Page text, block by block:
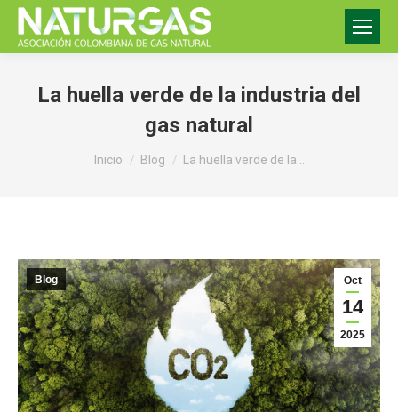
La huella verde de la industria del
gas natural
Estás aquí:
Inicio Blog La huella verde de la…
Oct
14
2025
Blog